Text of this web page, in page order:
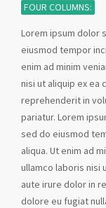
FOUR COLUMNS:
Lorem ipsum dolor
eiusmod tempor
enim ad minim
nisi ut aliquip ex ea
reprehenderit in
pariatur. Lorem
sed do eiusmod
aliqua. Ut enim ad
ullamco laboris nisi
aute irure dolor in
dolore eu fugiat